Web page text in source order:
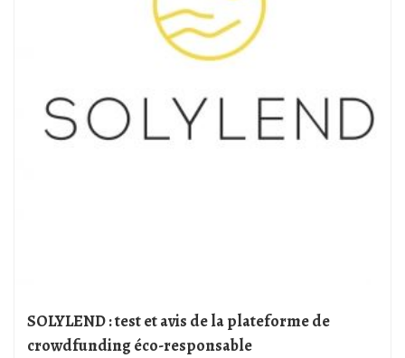
SOLYLEND : test et avis de la plateforme de
crowdfunding éco-responsable